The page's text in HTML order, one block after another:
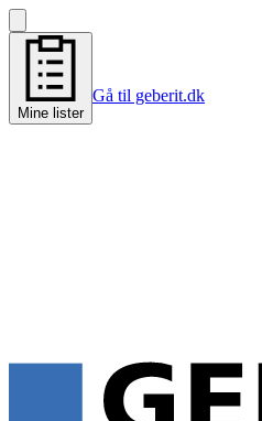
Mine lister
Gå til geberit.dk